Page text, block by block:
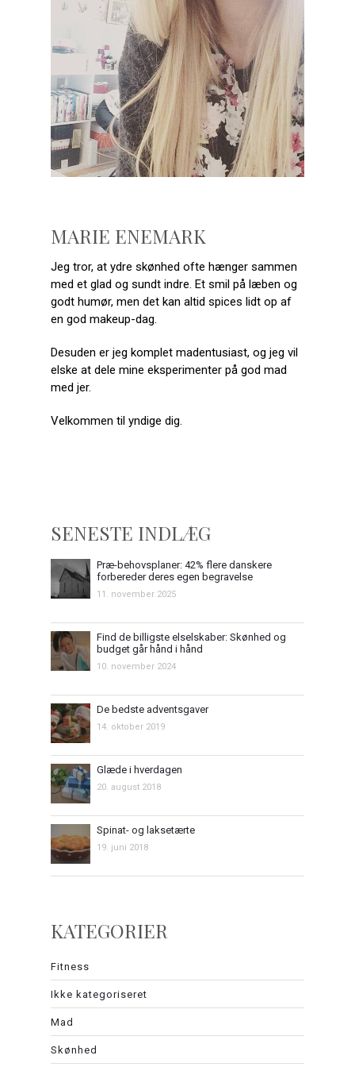
MARIE ENEMARK
Jeg tror, at ydre skønhed ofte hænger sammen
med et glad og sundt indre. Et smil på læben og
godt humør, men det kan altid spices lidt op af
en god makeup-dag.
Desuden er jeg komplet madentusiast, og jeg vil
elske at dele mine eksperimenter på god mad
med jer.
Velkommen til yndige dig.
SENESTE INDLÆG
Præ-behovsplaner: 42% flere danskere
forbereder deres egen begravelse
11. november 2025
Find de billigste elselskaber: Skønhed og
budget går hånd i hånd
10. november 2024
De bedste adventsgaver
14. oktober 2019
Glæde i hverdagen
20. august 2018
Spinat- og laksetærte
19. juni 2018
KATEGORIER
Fitness
Ikke kategoriseret
Mad
Skønhed